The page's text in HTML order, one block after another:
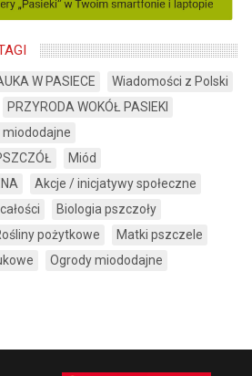
W PASIECE
Wiadomości z Polski
PRZYRODA WOKÓŁ PASIEKI
miododajne
Miód
Akcje / inicjatywy społeczne
Biologia pszczoły
pożytkowe
Matki pszczele
Ogrody miododajne